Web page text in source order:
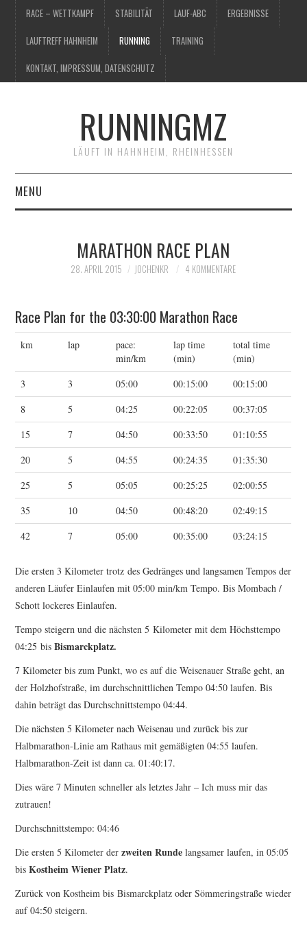
RACE – WETTKAMPF STABILITÄT LAUF-ABC ERGEBNISSE
LAUFTREFF HAHNHEIM RUNNING TRAINING
KONTAKT, IMPRESSUM, DATENSCHUTZ
RUNNINGMZ
LÄUFT IN HAHNHEIM, RHEINHESSEN
MENU
STABILITÄT
ERGEBNISSE
LAUFTREFF HAHNHEIM
RUNNING
TRAINING
KONTAKT, IMPRESSUM,
DATENSCHUTZ
MARATHON RACE PLAN
28. APRIL 2015 JOCHENKR 4 KOMMENTARE
Race Plan for the 03:30:00 Marathon Race
km lap
pace:
min/km
lap time
(min)
total time
(min)
3
3 05:00 00:15:00
00:15:00
8
5 04:25 00:22:05
00:37:05
15
7 04:50 00:33:50
01:10:55
20
5 04:55 00:24:35
01:35:30
25
5 05:05 00:25:25
02:00:55
35
10 04:50 00:48:20
02:49:15
42
7 05:00 00:35:00 03:24:15
Die ersten 3 Kilometer trotz des Gedränges und langsamen Tempos der
anderen Läufer Einlaufen mit 05:00 min/km Tempo. Bis Mombach /
Schott lockeres Einlaufen.
Tempo steigern und die nächsten 5 Kilometer mit dem Höchsttempo
04:25 bisBismarckplatz.
7 Kilometer bis zum Punkt, wo es auf die Weisenauer Straße geht, an
der Holzhofstraße, im durchschnittlichen Tempo 04:50 laufen. Bis
dahin beträgt das Durchschnittstempo 04:44.
Die nächsten 5 Kilometer nach Weisenau und zurück bis zur
Halbmarathon-Linie am Rathaus mit gemäßigten 04:55 laufen.
Halbmarathon-Zeit ist dann ca. 01:40:17.
Dies wäre 7 Minuten schneller als letztes Jahr – Ich muss mir das
zutrauen!
Durchschnittstempo: 04:46
Die ersten 5 Kilometer derzweiten Runde langsamer laufen, in 05:05
bisKostheim Wiener Platz.
Zurück von Kostheim bis Bismarckplatz oder Sömmeringstraße wieder
auf 04:50 steigern.